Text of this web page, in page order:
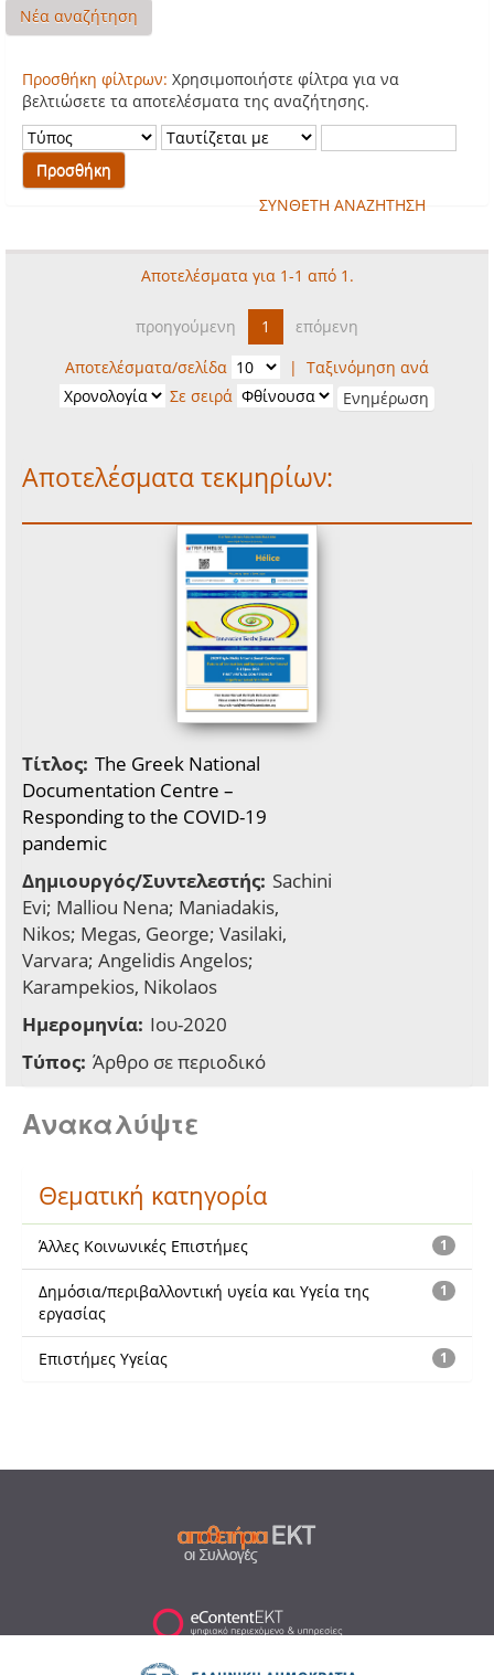
Νέα αναζήτηση
Προσθήκη φίλτρων: Χρησιμοποιήστε φίλτρα για να
βελτιώσετε τα αποτελέσματα της αναζήτησης.
ΣΥΝΘΕΤΗ ΑΝΑΖΗΤΗΣΗ
Αποτελέσματα για 1-1 από 1.
προηγούμενη 1
επόμενη
Αποτελέσματα/σελίδα
| Ταξινόμηση ανά
Σε σειρά
Αποτελέσματα τεκμηρίων:
Τίτλος: The Greek National
Documentation Centre –
Responding to the COVID-19
pandemic
Δημιουργός/Συντελεστής: Sachini
Evi; Malliou Nena; Maniadakis,
Nikos; Megas, George; Vasilaki,
Varvara; Angelidis Angelos;
Karampekios, Nikolaos
Ημερομηνία: Ιου-2020
Τύπος: Άρθρο σε περιοδικό
Ανακαλύψτε
Θεματική κατηγορία
1
Άλλες Κοινωνικές Επιστήμες
1
Δημόσια/περιβαλλοντική υγεία και Υγεία της
εργασίας
1
Επιστήμες Υγείας